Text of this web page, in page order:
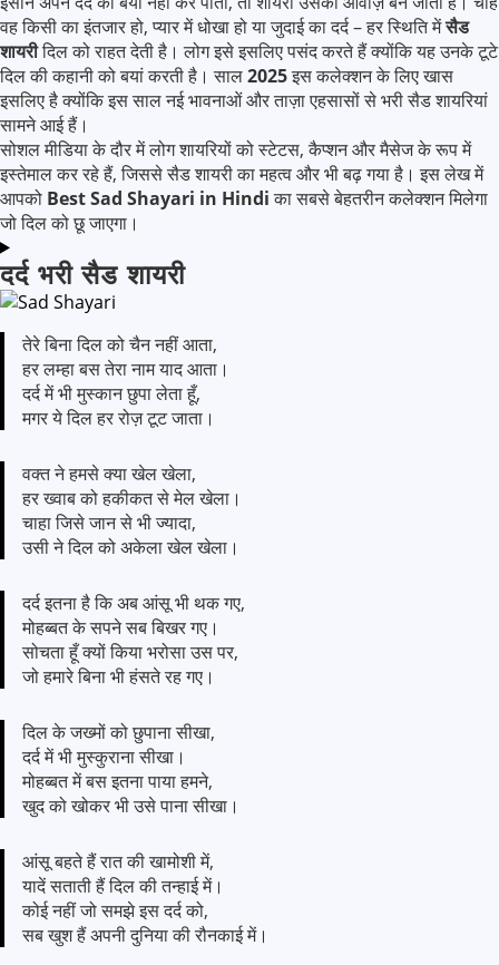
वह किसी का इंतजार हो, प्यार में धोखा हो या जुदाई का दर्द – हर स्थिति मेंसैड
शायरीदिल को राहत देती है। लोग इसे इसलिए पसंद करते हैं क्योंकि यह उनके टूटे
दिल की कहानी को बयां करती है। साल2025इस कलेक्शन के लिए खास
इसलिए है क्योंकि इस साल नई भावनाओं और ताज़ा एहसासों से भरी सैड शायरियां
सामने आई हैं।
सोशल मीडिया के दौर में लोग शायरियों को स्टेटस, कैप्शन और मैसेज के रूप में
इस्तेमाल कर रहे हैं, जिससे सैड शायरी का महत्व और भी बढ़ गया है। इस लेख में
आपको Best Sad Shayari in Hindiका सबसे बेहतरीन कलेक्शन मिलेगा
जो दिल को छू जाएगा।
दर्द भरी सैड शायरी
तेरे बिना दिल को चैन नहीं आता,
हर लम्हा बस तेरा नाम याद आता।
दर्द में भी मुस्कान छुपा लेता हूँ,
मगर ये दिल हर रोज़ टूट जाता।
वक्त ने हमसे क्या खेल खेला,
हर ख्वाब को हकीकत से मेल खेला।
चाहा जिसे जान से भी ज्यादा,
उसी ने दिल को अकेला खेल खेला।
दर्द इतना है कि अब आंसू भी थक गए,
मोहब्बत के सपने सब बिखर गए।
सोचता हूँ क्यों किया भरोसा उस पर,
जो हमारे बिना भी हंसते रह गए।
दिल के जख्मों को छुपाना सीखा,
दर्द में भी मुस्कुराना सीखा।
मोहब्बत में बस इतना पाया हमने,
खुद को खोकर भी उसे पाना सीखा।
आंसू बहते हैं रात की खामोशी में,
यादें सताती हैं दिल की तन्हाई में।
कोई नहीं जो समझे इस दर्द को,
सब खुश हैं अपनी दुनिया की रौनकाई में।